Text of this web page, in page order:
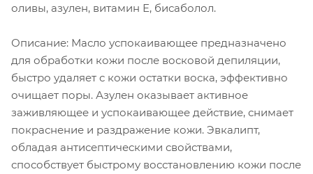
оливы, азулен, витамин Е, бисаболол.
Описание: Масло успокаивающее предназначено
для обработки кожи после восковой депиляции,
быстро удаляет с кожи остатки воска, эффективно
очищает поры. Азулен оказывает активное
заживляющее и успокаивающее действие, снимает
покраснение и раздражение кожи. Эвкалипт,
обладая антисептическими свойствами,
способствует быстрому восстановлению кожи после